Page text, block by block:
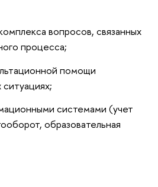
вопросов, связанных
процесса;
помощи
системами (учет
образовательная